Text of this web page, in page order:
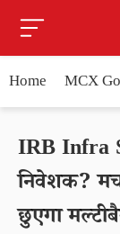
Home MCX
IRB Infra
निवेशक? मच
छुएगा